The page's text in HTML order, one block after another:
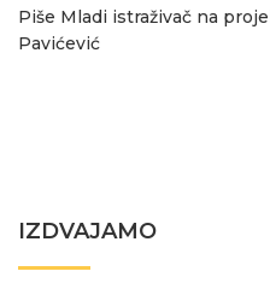
Piše Mladi istraživač na
Pavićević
IZDVAJAMO